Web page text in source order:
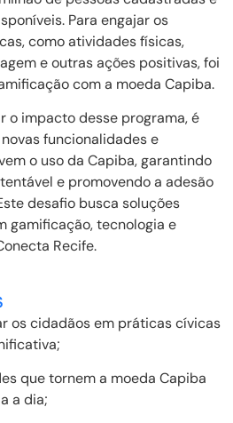
Para engajar os
como atividades físicas,
e outras ações positivas, foi
com a moeda Capiba.
o impacto desse programa, é
funcionalidades e
o uso da Capiba, garantindo
e promovendo a adesão
desafio busca soluções
gamificação, tecnologia e
Recife.
os cidadãos em práticas cívicas
que tornem a moeda Capiba
a dia;